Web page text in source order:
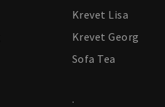
Krevet Lisa
Krevet Georg
Sofa Tea
.